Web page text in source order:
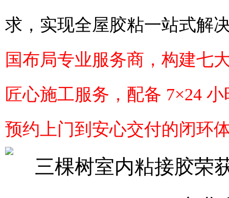
求，实现全屋胶粘一站式解
国布局专业服务商，构建七
匠心施工服务，配备 7×24
预约上门到安心交付的闭环